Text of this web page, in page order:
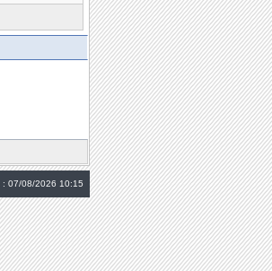
: 07/08/2026 10:15